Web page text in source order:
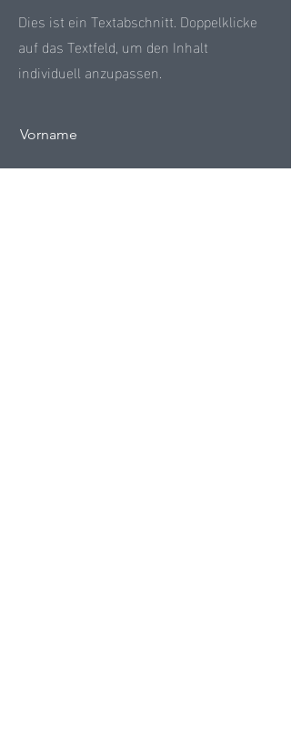
Dies ist ein Textabschnitt. Doppelklicke
auf das Textfeld, um den Inhalt
individuell anzupassen.
Vorname